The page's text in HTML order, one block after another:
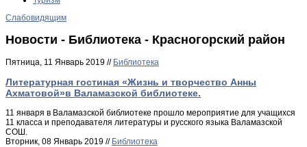
Слабовидящим
Новости - Библиотека - Красногорский район
Пятница, 11 Январь 2019 // Библиотека
Литературная гостиная «Жизнь и творчество Анны
Ахматовой»в Валамазской библиотеке.
11 января в Валамазской библиотеке прошло мероприятие для учащихся
11 класса и преподавателя литературы и русского языка Валамазской
СОШ.
Вторник, 08 Январь 2019 // Библиотека